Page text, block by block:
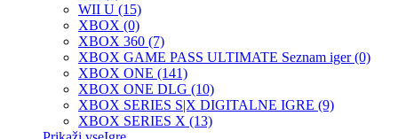
WII U (15)
XBOX (0)
XBOX 360 (7)
XBOX GAME PASS ULTIMATE Seznam iger (0)
XBOX ONE (141)
XBOX ONE DLG (10)
XBOX SERIES S|X DIGITALNE IGRE (9)
XBOX SERIES X (13)